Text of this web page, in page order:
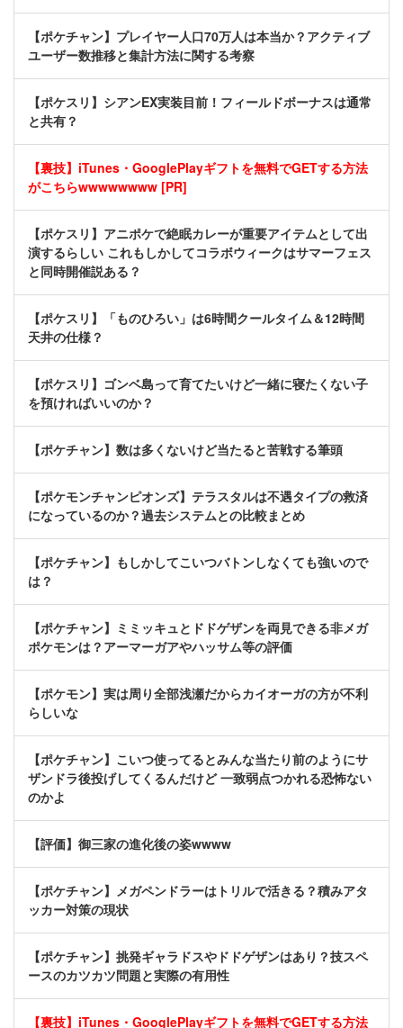
【ポケチャン】プレイヤー人口70万人は本当か？アクティブ
ユーザー数推移と集計方法に関する考察
【ポケスリ】シアンEX実装目前！フィールドボーナスは通常
と共有？
【裏技】iTunes・GooglePlayギフトを無料でGETする方法
がこちらwwwwwwww [PR]
【ポケスリ】アニポケで絶眠カレーが重要アイテムとして出
演するらしい これもしかしてコラボウィークはサマーフェス
と同時開催説ある？
【ポケスリ】「ものひろい」は6時間クールタイム＆12時間
天井の仕様？
【ポケスリ】ゴンベ島って育てたいけど一緒に寝たくない子
を預ければいいのか？
【ポケチャン】数は多くないけど当たると苦戦する筆頭
【ポケモンチャンピオンズ】テラスタルは不遇タイプの救済
になっているのか？過去システムとの比較まとめ
【ポケチャン】もしかしてこいつバトンしなくても強いので
は？
【ポケチャン】ミミッキュとドドゲザンを両見できる非メガ
ポケモンは？アーマーガアやハッサム等の評価
【ポケモン】実は周り全部浅瀬だからカイオーガの方が不利
らしいな
【ポケチャン】こいつ使ってるとみんな当たり前のようにサ
ザンドラ後投げしてくるんだけど 一致弱点つかれる恐怖ない
のかよ
【評価】御三家の進化後の姿wwww
【ポケチャン】メガペンドラーはトリルで活きる？積みアタ
ッカー対策の現状
【ポケチャン】挑発ギャラドスやドドゲザンはあり？技スペ
ースのカツカツ問題と実際の有用性
【裏技】iTunes・GooglePlayギフトを無料でGETする方法